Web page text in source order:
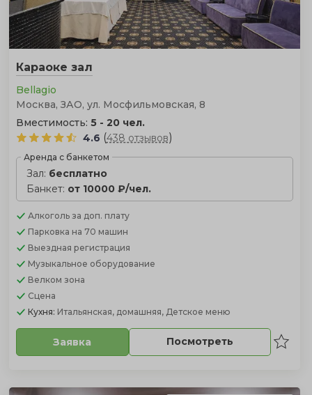
Караоке зал
Bellagio
Москва, ЗАО, ул. Мосфильмовская, 8
Вместимость: 5 - 20 чел.
4.6 (438 отзывов)
Аренда с банкетом
Зал: бесплатно
Банкет: от 10000 ₽/чел.
Алкоголь за доп. плату
Парковка на 70 машин
Выездная регистрация
Музыкальное оборудование
Велком зона
Сцена
Кухня: Итальянская, домашняя, Детское меню
Заявка Посмотреть